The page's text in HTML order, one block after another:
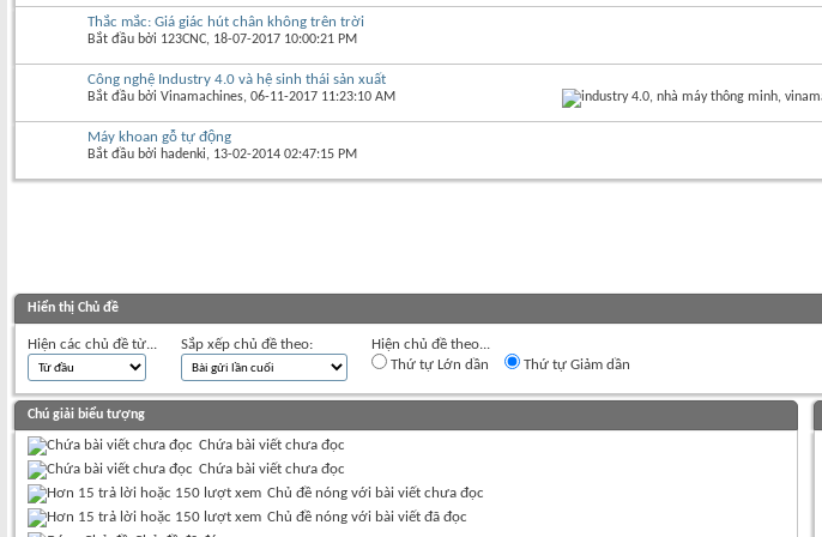
Thắc mắc: Giá giác hút chân không trên trời
Bắt đầu bởi 123CNC‎, 18-07-2017 10:00:21 PM
Công nghệ Industry 4.0 và hệ sinh thái sản xuất
Bắt đầu bởi Vinamachines‎, 06-11-2017 11:23:10 AM
Máy khoan gỗ tự động
Bắt đầu bởi hadenki‎, 13-02-2014 02:47:15 PM
Hiển thị Chủ đề
Hiện các chủ đề từ... Sắp xếp chủ đề theo:
Hiện chủ đề theo...
Thứ tự Lớn dần
Thứ tự Giảm dần
Chú giải biểu tượng
Chứa bài viết chưa đọc
Chứa bài viết chưa đọc
Chủ đề nóng với bài viết chưa đọc
Chủ đề nóng với bài viết đã đọc